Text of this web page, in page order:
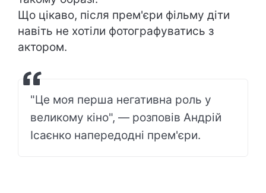
Що цікаво, після прем'єри фільму діти
навіть не хотіли фотографуватись з
актором.
"Це моя перша негативна роль у
великому кіно", — розповів Андрій
Ісаєнко напередодні прем'єри.